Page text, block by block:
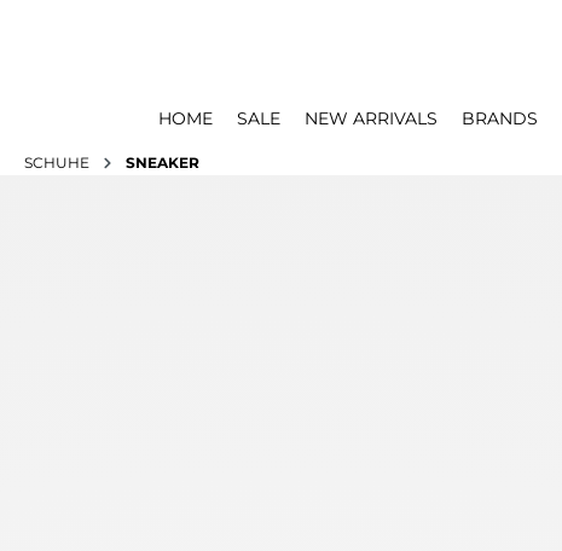
HOME SALE NEW ARRIVALS BRANDS
SCHUHE SNEAKER